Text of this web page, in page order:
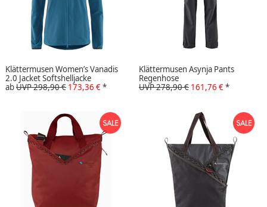
Klättermusen Women’s Vanadis
2.0 Jacket Softshelljacke
abUVP 298,90 € 173,36 €*
Klättermusen Asynja Pants
Regenhose
UVP 278,90 € 161,76 €*